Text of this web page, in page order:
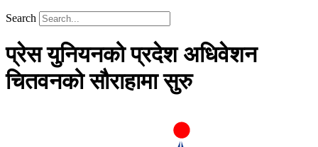
Search
प्रेस युनियनको प्रदेश अधिवेशन
चितवनको सौराहामा सुरु